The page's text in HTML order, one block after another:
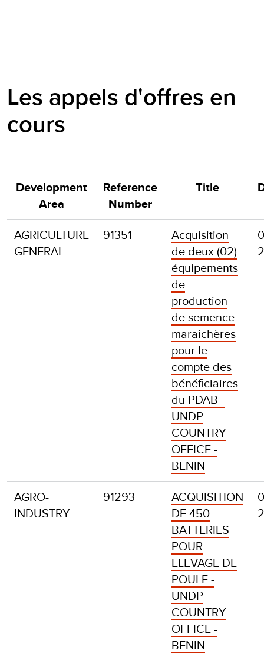
Les appels d'offres en
cours
Development
Area
Reference
Number
Title
AGRICULTURE
GENERAL
91351
Acquisition
de deux (02)
équipements
de
production
de semence
maraichères
pour le
compte des
bénéficiaires
du PDAB -
UNDP
COUNTRY
OFFICE -
BENIN
AGRO-
INDUSTRY
91293
ACQUISITION
DE 450
BATTERIES
POUR
ELEVAGE DE
POULE -
UNDP
COUNTRY
OFFICE -
BENIN